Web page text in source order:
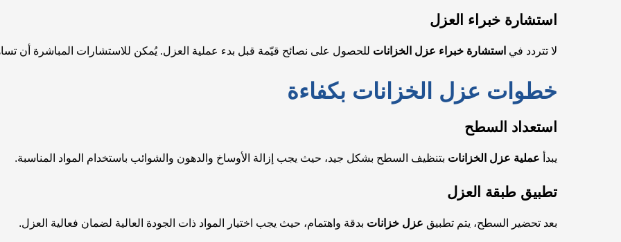
استشارة خبراء العزل
لا تتردد في استشارة خبراء عزل الخزانات للحصول على نصائح قيّمة قبل بدء عملية العزل. يُمكن للاستشارات المباشرة أن
خطوات عزل الخزانات بكفاءة
استعداد السطح
يبدأ عملية عزل الخزانات بتنظيف السطح بشكل جيد، حيث يجب إزالة الأوساخ والدهون والشوائب باستخدام المواد المناسبة.
تطبيق طبقة العزل
بعد تحضير السطح، يتم تطبيق عزل خزانات بدقة واهتمام، حيث يجب اختيار المواد ذات الجودة العالية لضمان فعالية العزل.